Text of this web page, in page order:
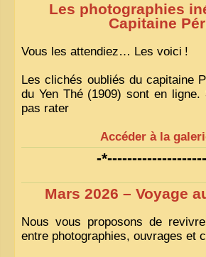
Les photographies
Capitaine
Vous les attendiez… Les voici !
Les clichés oubliés du capitaine
du Yen Thé (1909) sont en ligne.
pas rater
Accéder à la
-
Mars 2026 – Voyage
Nous vous proposons de
entre photographies, ouvrages et